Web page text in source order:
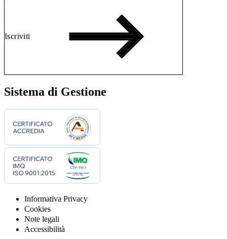
Iscriviti
Sistema di Gestione
Informativa Privacy
Cookies
Note legali
Accessibilità